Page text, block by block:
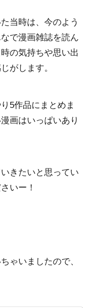
当時は、今のよう
で漫画雑誌を読ん
の気持ちや思い出
がします。
5作品にまとめま
画はいっぱいあり
きたいと思ってい
いー！
ゃいましたので、